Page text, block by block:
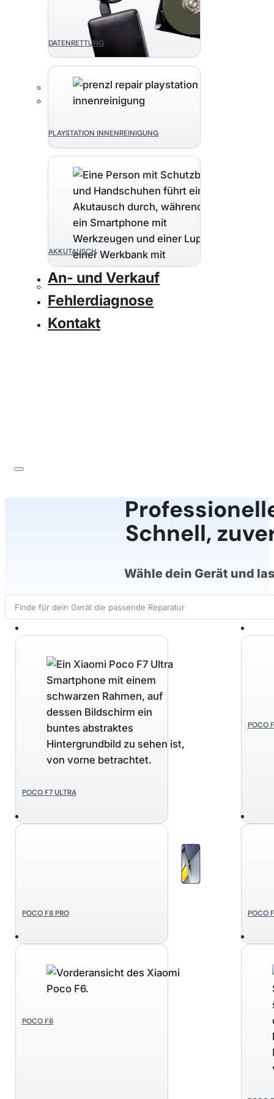
DATENRETTUNG
PLAYSTATION INNENREINIGUNG
AKKUTAUSCH
An- und Verkauf
Fehlerdiagnose
Kontakt
Schnell,
Wähle dein Gerät und
Search
...
POCO F7 ULTRA
POCO
POCO F8 PRO POCO
POCO F6